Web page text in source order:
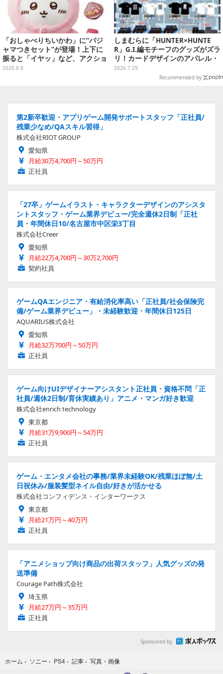
「おしゃべりちいかわ」に“パジ
ャマつきセット”が登場！上下に
振ると「イヤッ」など、アクショ
ンに応じて喋ってくれる
2026.8.8
しまむらに「HUNTER×HUNTE
R」G.I.編モチーフのグッズがズラ
リ！カードデザインのアパレル・
雑貨、ゴレイヌの「オレが3人分
2026.7.29
Recommended by
第2新卒歓迎・アプリゲーム開発サポートスタッフ「正社員/
残業少なめ/QAスキル習得」
株式会社RIOT GROUP
愛知県
月給30万4,700円～50万円
正社員
「27卒」ゲームイラスト・キャラクターデザインのアシスタ
ントスタッフ・ゲーム業界デビュー/完全週休2日制「正社
員・年間休日10/名古屋市中区栄3丁目
株式会社Creer
愛知県
月給22万4,700円～30万2,700円
契約社員
ゲームQAエンジニア・有給消化率高い「正社員/社会保険完
備/ゲーム業界デビュー」・未経験歓迎・年間休日125日
AQUARIUS株式会社
愛知県
月給32万700円～50万円
正社員
ゲーム向けUIデザイナーアシスタント正社員・資格不問「正
社員/週休2日制/育休実績あり」アニメ・マンガ好き歓迎
株式会社enrich technology
東京都
月給31万9,900円～54万円
正社員
ゲーム・エンタメ会社の事務/業界未経験OK/残業ほぼ無/土
日祝休み/服装髪型ネイル自由/好きが活かせる
株式会社コンフィデンス・インターワークス
東京都
月給21万円～40万円
正社員
「アニメショップ向け商品の出荷スタッフ」人気グッズの発
送準備
Courage Path株式会社
埼玉県
月給27万円～35万円
正社員
Sponsored by
ホーム › ソニー › PS4 › 記事 › 写真・画像